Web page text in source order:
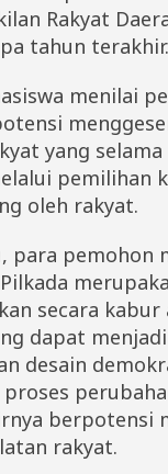
Rakyat
tahun terakhir.
menilai
yang selama
pemilihan
oleh rakyat.
para pemohon
secara kabur
dapat
desain
berpotensi
rakyat.